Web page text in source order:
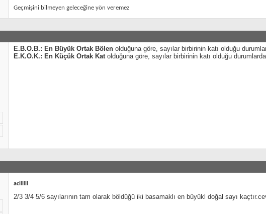
Geçmişini bilmeyen geleceğine yön veremez
E.B.O.B.: En Büyük Ortak Bölen olduğuna göre, sayılar birbirinin katı olduğu
E.K.O.K.: En Küçük Ortak Kat olduğuna göre, sayılar birbirinin katı olduğu
acilllll
2/3 3/4 5/6 sayılarının tam olarak böldüğü iki basamaklı en büyükl doğal sayı